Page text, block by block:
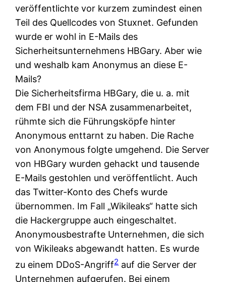
veröffentlichte vor kurzem zumindest einen
Teil des Quellcodes von Stuxnet. Gefunden
wurde er wohl in E-Mails des
Sicherheitsunternehmens HBGary. Aber wie
und weshalb kam Anonymus an diese E-
Mails?
Die Sicherheitsfirma HBGary, die u. a. mit
dem FBI und der NSA zusammenarbeitet,
rühmte sich die Führungsköpfe hinter
Anonymous enttarnt zu haben. Die Rache
von Anonymous folgte umgehend. Die Server
von HBGary wurden gehackt und tausende
E-Mails gestohlen und veröffentlicht. Auch
das Twitter-Konto des Chefs wurde
übernommen. Im Fall „Wikileaks“ hatte sich
die Hackergruppe auch eingeschaltet.
Anonymousbestrafte Unternehmen, die sich
von Wikileaks abgewandt hatten. Es wurde
zu einem DDoS-Angriff2auf die Server der
Unternehmen aufgerufen. Bei einem